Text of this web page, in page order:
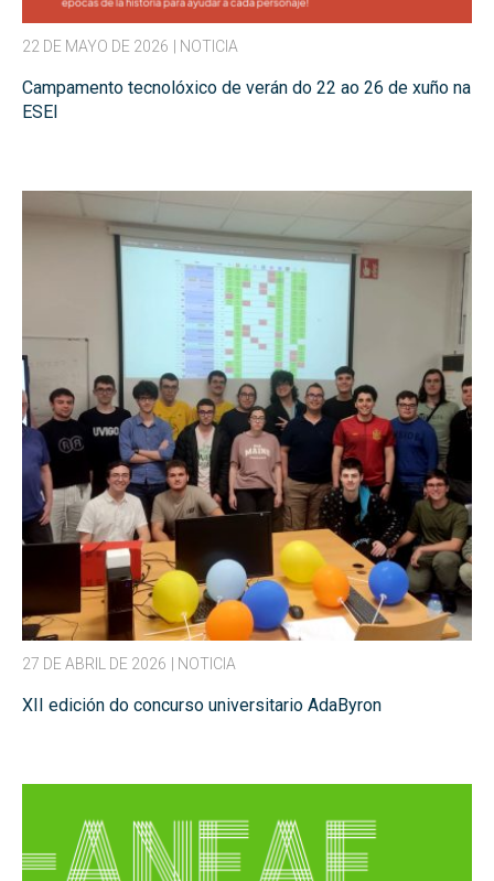
22 DE MAYO DE 2026 | NOTICIA
Campamento tecnolóxico de verán do 22 ao 26 de xuño na
ESEI
27 DE ABRIL DE 2026 | NOTICIA
XII edición do concurso universitario AdaByron